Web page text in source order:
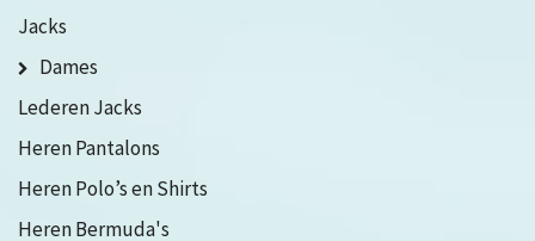
Jacks
Dames
Lederen Jacks
Heren Pantalons
Heren Polo’s en Shirts
Heren Bermuda's